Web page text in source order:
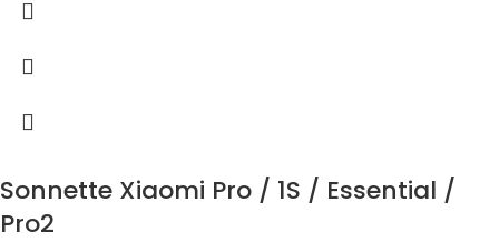
Sonnette Xiaomi Pro / 1S / Essential /
Pro2